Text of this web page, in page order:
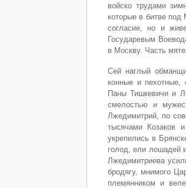
войско трудами
которые в битве
согласие, но и
Государевым
в Москву. Часть
Сей наглый
конные и
Паны Тишкевичи и
смелостью и
Лжедимитрий, по
тысячами Козаков
укрепились в
голод, ели лошадей
Лжедимитриева
бродягу, мнимого
племянником и